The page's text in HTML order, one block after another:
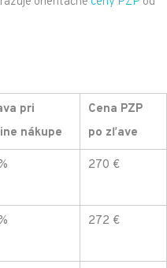
pri
nákupe
Cena PZP
po zľave
270 €
272 €